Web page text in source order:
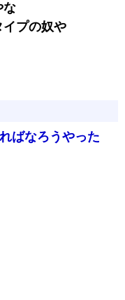
な
イプの奴や
ばなろうやった